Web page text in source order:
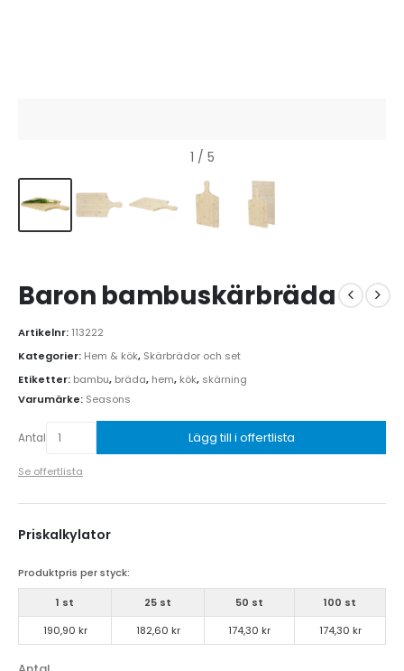
1 / 5
Baron bambuskärbräda
Artikelnr: 113222
Kategorier: Hem & kök, Skärbrädor och set
Etiketter: bambu, bräda, hem, kök, skärning
Varumärke: Seasons
Antal Lägg till i offertlista
Se offertlista
Priskalkylator
Produktpris per styck:
1 st 25 st 50 st
100 st
190,90 kr
182,60 kr 174,30 kr 174,30 kr